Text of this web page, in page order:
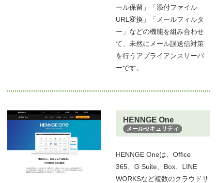
ール保留」「添付ファイル
URL変換」「メールフィルタ
ー」などの機能を組み合わせ
て、未然にメール誤送信対策
を行うアプライアンスサーバ
ーです。​
HENNGE One
メールセキュリティ
HENNGE Oneは、Office
365、G Suite、Box、LINE
WORKSなど複数のクラウドサ